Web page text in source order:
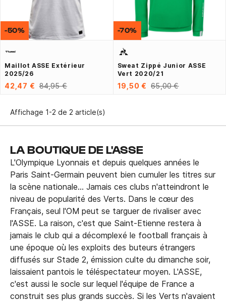
Maillot ASSE Extérieur
2025/26
42,47 € 84,95 €
-50%
Sweat Zippé Junior ASSE
Vert 2020/21
19,50 € 65,00 €
-70%
Affichage 1-2 de 2 article(s)
LA BOUTIQUE DE L'ASSE
L'Olympique Lyonnais et depuis quelques années le
Paris Saint-Germain peuvent bien cumuler les titres sur
la scène nationale... Jamais ces clubs n'atteindront le
niveau de popularité des Verts. Dans le cœur des
Français, seul l'OM peut se targuer de rivaliser avec
l'ASSE. La raison, c'est que Saint-Etienne restera à
jamais le club qui a décomplexé le football français à
une époque où les exploits des buteurs étrangers
diffusés sur Stade 2, émission culte du dimanche soir,
laissaient pantois le téléspectateur moyen. L'ASSE,
c'est aussi le socle sur lequel l'équipe de France a
construit ses plus grands succès. Si les Verts n'avaient